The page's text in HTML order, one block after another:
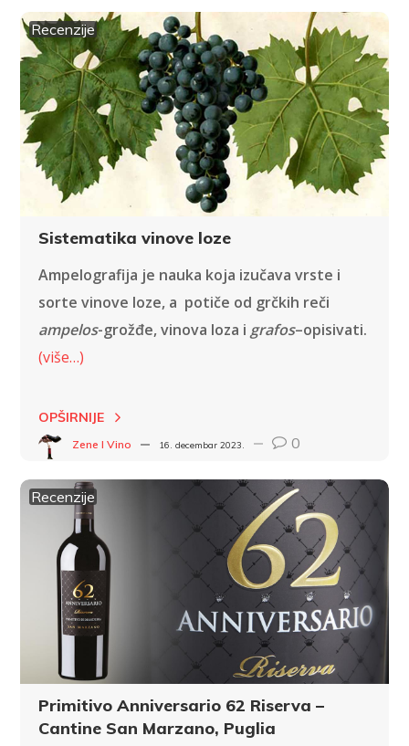
Recenzije
Sistematika vinove loze
Ampelografija je nauka koja izučava vrste i
sorte vinove loze, a potiče od grčkih reči
ampelos-grožđe, vinova loza i grafos–opisivati.
(više…)
OPŠIRNIJE
Zene I Vino 16. decembar 2023. 0
Recenzije
Primitivo Anniversario 62 Riserva –
Cantine San Marzano, Puglia